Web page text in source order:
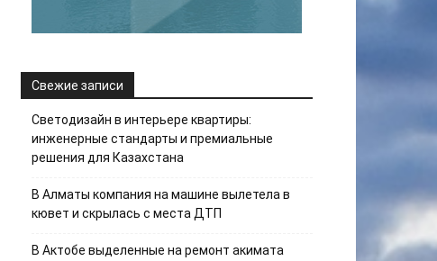
Свежие записи
Светодизайн в интерьере квартиры:
инженерные стандарты и премиальные
решения для Казахстана
В Алматы компания на машине вылетела в
кювет и скрылась с места ДТП
В Актобе выделенные на ремонт акимата